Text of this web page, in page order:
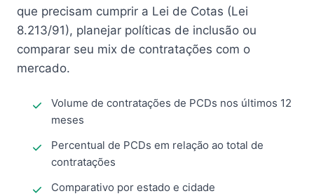
que precisam cumprir a Lei de Cotas (Lei
8.213/91), planejar políticas de inclusão ou
comparar seu mix de contratações com o
mercado.
Volume de contratações de PCDs nos últimos 12
meses
Percentual de PCDs em relação ao total de
contratações
Comparativo por estado e cidade